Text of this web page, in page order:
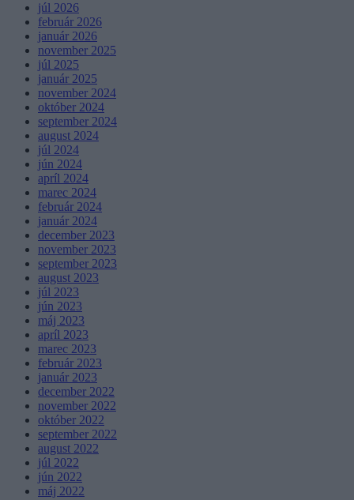
júl 2026
február 2026
január 2026
november 2025
júl 2025
január 2025
november 2024
október 2024
september 2024
august 2024
júl 2024
jún 2024
apríl 2024
marec 2024
február 2024
január 2024
december 2023
november 2023
september 2023
august 2023
júl 2023
jún 2023
máj 2023
apríl 2023
marec 2023
február 2023
január 2023
december 2022
november 2022
október 2022
september 2022
august 2022
júl 2022
jún 2022
máj 2022